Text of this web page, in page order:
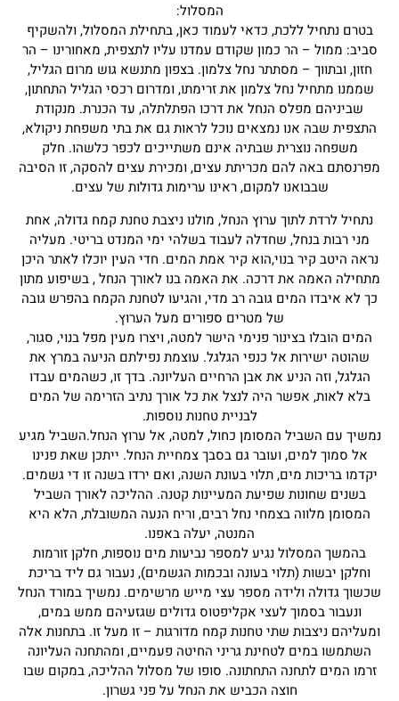
המסלול:
בטרם נתחיל ללכת, כדאי לעמוד כאן, בתחילת המסלול, ולהשקיף
סביב: ממול – הר כמון שקודם עמדנו עליו לתצפית, מאחורינו – הר
חזון, ובתווך – מסתתר נחל צלמון. בצפון מתנשא גוש מרום הגליל,
שממנו מתחיל נחל צלמון את זרימתו, ומדרום רכסי הגליל התחתון,
שביניהם מפלס הנחל את דרכו הפתלתלה, עד הכנרת. מנקודת
התצפית שבה אנו נמצאים נוכל לראות גם את בתי משפחת ניקולא,
משפחה נוצרית שבתיה אינם משתייכים לכפר כלשהו. חלק
מפרנסתם באה להם מכריתת עצים, ומכירת עצים להסקה, זו הסיבה
שבבואנו למקום, ראינו ערימות גדולות של עצים.
נתחיל לרדת לתוך ערוץ הנחל, מולנו ניצבת טחנת קמח גדולה, אחת
מני רבות בנחל, שחדלה לעבוד בשלהי ימי המנדט בריטי. מעליה
נראה היטב קיר בנוי,הוא קיר אמת המים. חדי העין יוכלו לאתר היכן
מתחילה האמה את דרכה. את האמה בנו לאורך הנחל , בשיפוע מתון
כך לא איבדו המים גובה רב מדי, והגיעו לטחנת הקמח בהפרש גובה
של מטרים ספורים מעל הערוץ.
המים הובלו בצינור פנימי הישר למטה, ויצרו מעין מפל בנוי, סגור,
שהוטה ישירות אל כנפי הגלגל. עוצמת נפילתם הניעה במרץ את
הגלגל, וזה הניע את אבן הרחיים העליונה. בדך זו, כשהמים עבדו
בלא לאות, אפשר היה לנצל את כל אורך נתיב הזרימה של המים
לבניית טחנות נוספות.
נמשיך עם השביל המסומן כחול, למטה, אל ערוץ הנחל.השביל מגיע
אל סמוך למים, ועובר גם בסבך צמחיית הנחל. ייתכן שאת פנינו
יקדמו בריכות מים, תלוי בעונת השנה, ואם ירדו בשנה זו די גשמים.
בשנים שחונות שפיעת המעיינות קטנה. ההליכה לאורך השביל
המסומן מלווה בצמחי נחל רבים, וריח הנעה המשובלת, הלא היא
המנטה, יעלה באפנו.
בהמשך המסלול נגיע למספר נביעות מים נוספות, חלקן זורמות
וחלקן יבשות (תלוי בעונה ובכמות הגשמים), נעבור גם ליד בריכת
שכשוך גדולה ולידה מספר עצי מייש מרשימים. נמשיך במורד הנחל
ונעבור בסמוך לעצי אקליפטוס גדולים שגזעיהם ממש במים,
ומעליהם ניצבות שתי טחנות קמח מדורגות – זו מעל זו. בתחנות אלה
השתמשו במים לטחינת גריני החיטה פעמיים, ומהתחנה העליונה
זרמו המים לתחנה התחתונה. סופו של מסלול ההליכה, במקום שבו
חוצה הכביש את הנחל על פני גשרון.